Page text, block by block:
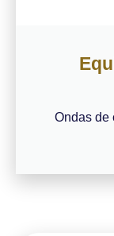
Ondas de